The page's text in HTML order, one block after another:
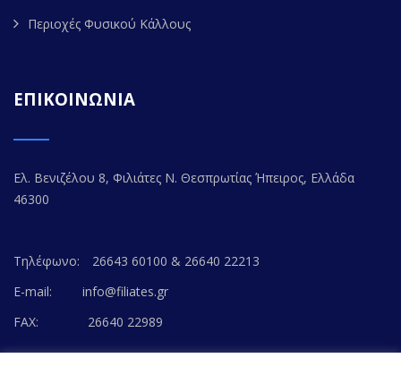
Περιοχές Φυσικού Κάλλους
ΕΠΙΚΟΙΝΩΝΙΑ
Ελ. Βενιζέλου 8, Φιλιάτες Ν. Θεσπρωτίας Ήπειρος, Ελλάδα
46300
Τηλέφωνο:
26643 60100 & 26640 22213
E-mail:
info@filiates.gr
FAX:
26640 22989